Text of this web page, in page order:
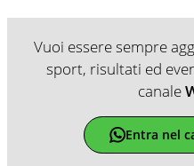
Vuoi essere sempre
sport, risultati ed
canale
Entra nel